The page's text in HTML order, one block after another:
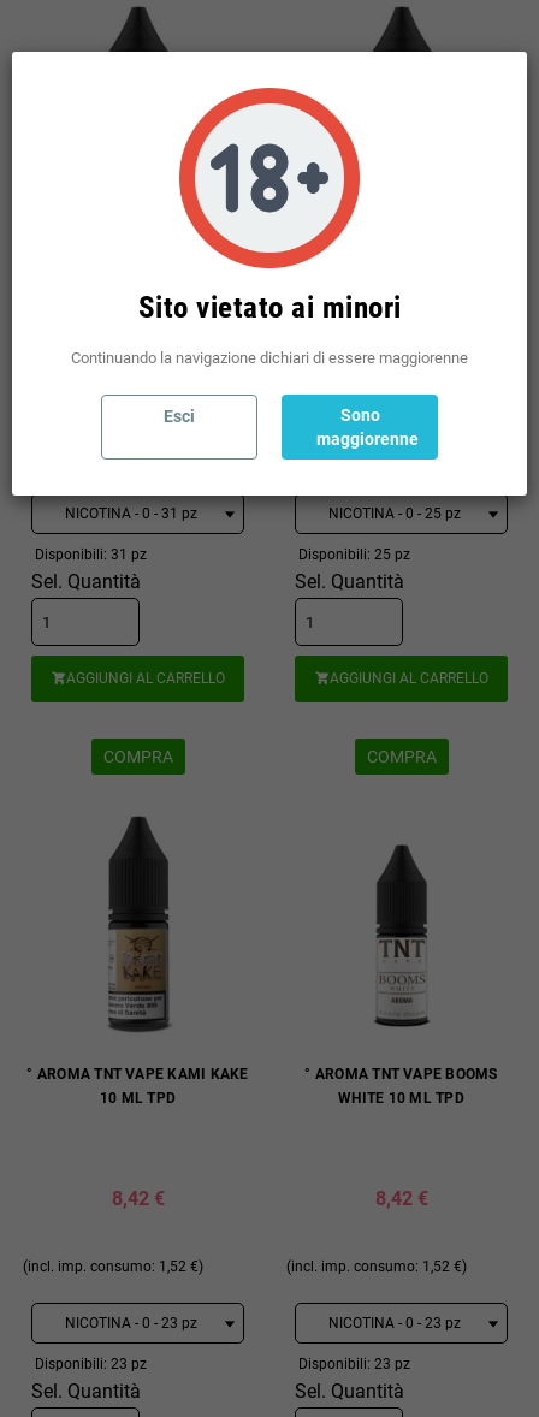
° AROMA TNT VAPE RED SMORE
8,42 €
(incl. imp. consumo: 1,52 €)
Disponibili: 31 pz
Sel. Quantità
AGGIUNGI AL CARRELLO
COMPRA
° AROMA TNT VAPE WHITE
8,42 €
(incl. imp. consumo: 1,52 €)
Disponibili: 25 pz
Sel. Quantità
AGGIUNGI AL CARRELLO
COMPRA
° AROMA TNT VAPE KAMI KAKE
10 ML TPD
8,42 €
(incl. imp. consumo: 1,52 €)
Disponibili: 23 pz
Sel. Quantità
° AROMA TNT VAPE BOOMS
WHITE 10 ML TPD
8,42 €
(incl. imp. consumo: 1,52 €)
Disponibili: 23 pz
Sel. Quantità
Sito vietato ai minori
Continuando la navigazione dichiari di essere maggiorenne
Esci
Sono
maggiorenne